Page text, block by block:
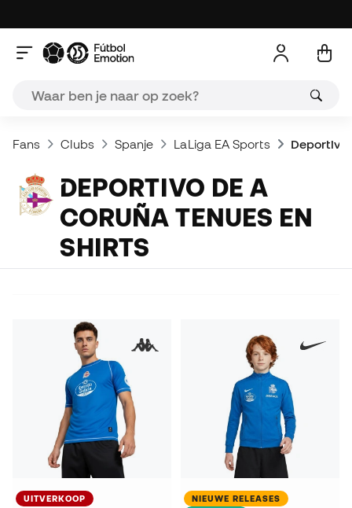
Fans Clubs Spanje LaLiga EA Sports Deportivo
DEPORTIVO DE A
CORUÑA TENUES EN
SHIRTS
UITVERKOOP
NIEUWE RELEASES